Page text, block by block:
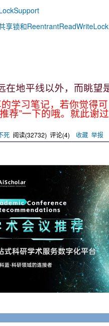
享锁和ReentrantReadWriteLock
在地平线以外，而眺望
学习笔记，若你觉得
荐”一下的哦。就此谢
死 阅读(32732) 评论(4) 收藏 举报